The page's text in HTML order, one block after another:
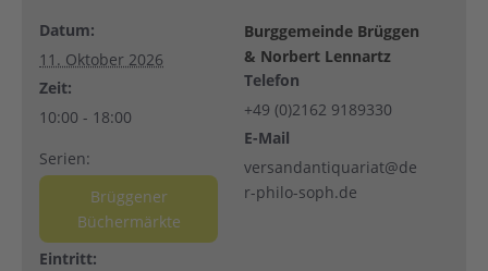
Datum:
11. Oktober 2026
Zeit:
10:00 - 18:00
Serien:
Brüggener
Büchermärkte
Eintritt:
Burggemeinde Brüggen
& Norbert Lennartz
Telefon
+49 (0)2162 9189330
E-Mail
versandantiquariat@de
r-philo-soph.de